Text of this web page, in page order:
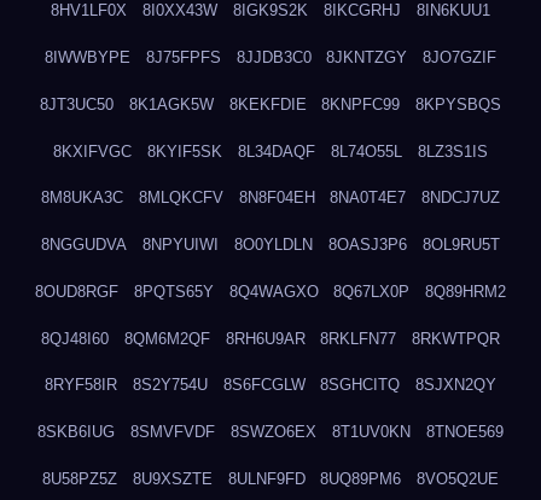
8HV1LF0X 8I0XX43W 8IGK9S2K 8IKCGRHJ 8IN6KUU1
8IWWBYPE 8J75FPFS 8JJDB3C0 8JKNTZGY 8JO7GZIF
8JT3UC50 8K1AGK5W 8KEKFDIE 8KNPFC99 8KPYSBQS
8KXIFVGC 8KYIF5SK 8L34DAQF 8L74O55L 8LZ3S1IS
8M8UKA3C 8MLQKCFV 8N8F04EH 8NA0T4E7 8NDCJ7UZ
8NGGUDVA 8NPYUIWI 8O0YLDLN 8OASJ3P6 8OL9RU5T
8OUD8RGF 8PQTS65Y 8Q4WAGXO 8Q67LX0P 8Q89HRM2
8QJ48I60 8QM6M2QF 8RH6U9AR 8RKLFN77 8RKWTPQR
8RYF58IR 8S2Y754U 8S6FCGLW 8SGHCITQ 8SJXN2QY
8SKB6IUG 8SMVFVDF 8SWZO6EX 8T1UV0KN 8TNOE569
8U58PZ5Z 8U9XSZTE 8ULNF9FD 8UQ89PM6 8VO5Q2UE